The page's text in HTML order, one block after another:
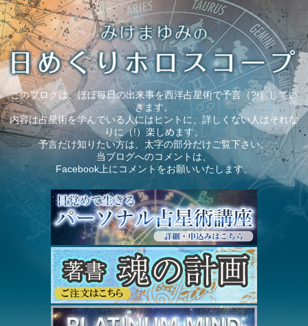
このブログは、ほぼ毎日の出来事を西洋占星術で予言（?!）してい
きます。
内容は占星術を学んでいる人にはヒントに、詳しくない人はそれな
りに（!）楽しめます。
予言だけ知りたい方は、太字の部分だけご覧下さい。
当ブログへのコメントは、
Facebook上にコメントをお願いいたします。